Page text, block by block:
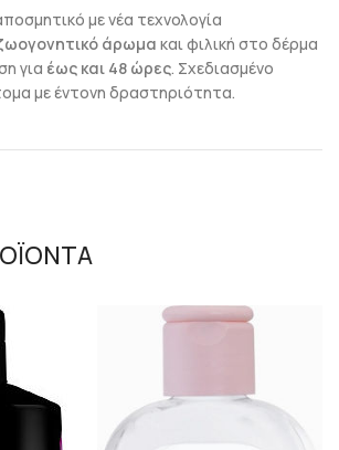
με νέα τεχνολογία
άρωμα και φιλική στο δέρμα
για έως και 48 ώρες. Σχεδιασμένο
με έντονη δραστηριότητα.